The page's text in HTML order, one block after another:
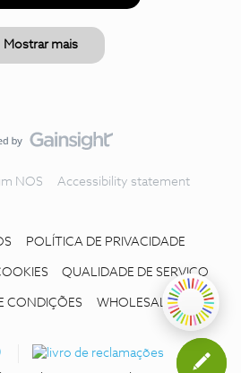
Mostrar mais
NOS Accessibility statement
POLÍTICA DE PRIVACIDADE
QUALIDADE DE SERVIÇO
CONDIÇÕES WHOLESALE